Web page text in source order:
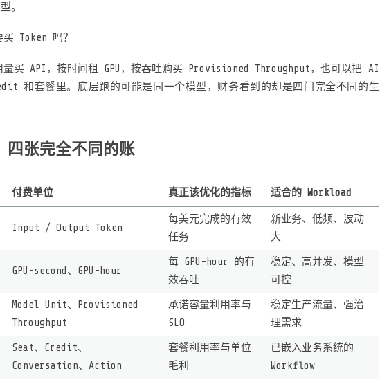
。
Token 吗？
量买 API，按时间租 GPU，按吞吐购买 Provisioned Throughput，也可以把 AI
和套餐里。底层跑的可能是同一个模型，财务看到的却是四门完全不同的生
四张完全不同的账
付费单位 真正该优化的指标 适合的 Workload
Input / Output Token
每美元完成的有效
任务
新业务、低频、波动
大
GPU-second、GPU-hour
每 GPU-hour 的有
效吞吐
稳定、高并发、模型
可控
Model Unit、Provisioned
Throughput
承诺容量利用率与
SLO
稳定生产流量、强治
理需求
Seat、Credit、
Conversation、Action
套餐利用率与单位
毛利
已嵌入业务系统的
Workflow